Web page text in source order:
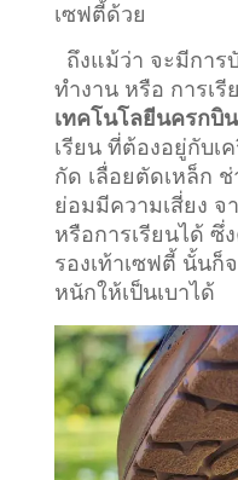
เซฟตี้ด้วย
ถึงแม้ว่า จะมีการ
ทำงาน หรือ การเ
เทคโนโลยีนครกบิ
เรียน ที่ต้องอยู่กับเ
กัด เลื่อยตัดเหล็ก
ย่อมมีความเสี่ยง จ
หรือการเรียนได้ ซึ่
รองเท้าเซฟตี้ นั้นก็
หนักให้เป็นเบาได้